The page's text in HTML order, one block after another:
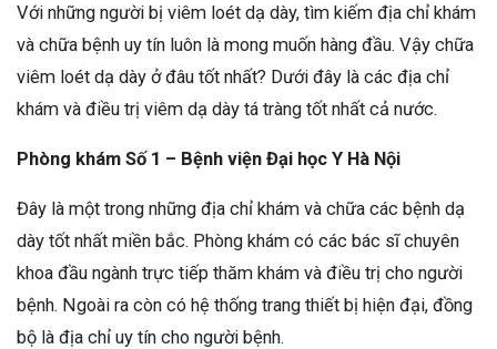
Với những người bị viêm loét dạ dày, tìm kiếm địa chỉ khám
và chữa bệnh uy tín luôn là mong muốn hàng đầu. Vậy chữa
viêm loét dạ dày ở đâu tốt nhất? Dưới đây là các địa chỉ
khám và điều trị viêm dạ dày tá tràng tốt nhất cả nước.
Phòng khám Số 1 – Bệnh viện Đại học Y Hà Nội
Đây là một trong những địa chỉ khám và chữa các bệnh dạ
dày tốt nhất miền bắc. Phòng khám có các bác sĩ chuyên
khoa đầu ngành trực tiếp thăm khám và điều trị cho người
bệnh. Ngoài ra còn có hệ thống trang thiết bị hiện đại, đồng
bộ là địa chỉ uy tín cho người bệnh.